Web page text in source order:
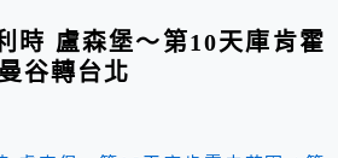
時 盧森堡～第10天庫肯霍
谷轉台北